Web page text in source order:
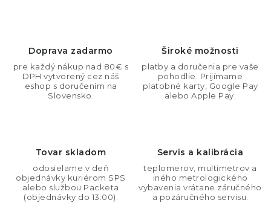
Doprava zadarmo
pre každý nákup nad 80€ s
DPH vytvorený cez náš
eshop s doručením na
Slovensko.
Široké možnosti
platby a doručenia pre vaše
pohodlie. Prijímame
platobné karty, Google Pay
alebo Apple Pay.
Tovar skladom
odosielame v deň
objednávky kuriérom SPS
alebo službou Packeta
(objednávky do 13:00).
Servis a kalibrácia
teplomerov, multimetrov a
iného metrologického
vybavenia vrátane záručného
a pozáručného servisu.